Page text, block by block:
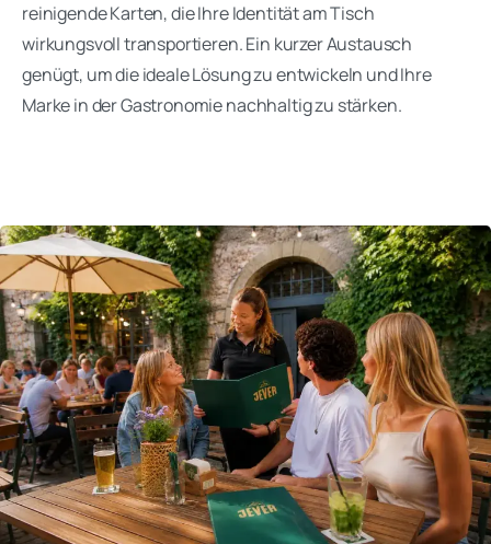
reinigende Karten, die Ihre Identität am Tisch
wirkungsvoll transportieren. Ein kurzer Austausch
genügt, um die ideale Lösung zu entwickeln und Ihre
Marke in der Gastronomie nachhaltig zu stärken.